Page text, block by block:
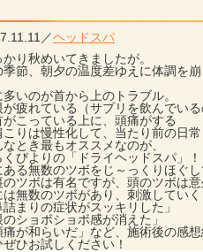
ヘッドスパ
り秋めいてきましたが。
季節、朝夕の温度差ゆえに体調を
多いのが首から上のトラブル。
が疲れている（サプリを飲んでい
がこっている上に、頭痛がする
こりは慢性化して、当たり前の日常
なとき最もオススメなのが、
くびよりの「ドライヘッドスパ」！
ある無数のツボをじ～っくりほぐ
のツボは有名ですが、頭のツボは意
は無数のツボがあり、刺激していく
詰まりの症状がスッキリした」
のショボショボ感が消えた」
痛が和らいだ」など、施術後の感想
ぜひお試しください！